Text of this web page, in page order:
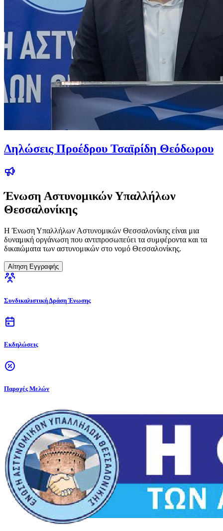
Δηλώσεις Προέδρου Τσαϊρίδη Θεόδωρου
Ένωση Αστυνομικών Υπαλλήλων
Θεσσαλονίκης
Η Ένωση Υπαλλήλων Αστυνομικών Θεσσαλονίκης είναι μια
δυναμική οργάνωση που αντιπροσωπεύει τα συμφέροντα και τα
δικαιώματα των αστυνομικών στο νομό Θεσσαλονίκης.
Αίτηση Εγγραφής
Συνδικαλιστική Δράση Ένωσης
Εκδηλώσεις
Παροχές Μελών